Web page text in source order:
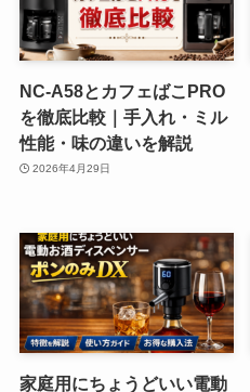
NC-A58とカフェばこPRO
を徹底比較｜手入れ・ミル
性能・味の違いを解説
2026年4月29日
家庭用にちょうどいい電動